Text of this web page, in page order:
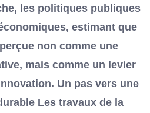
les politiques publiques
estimant que
non comme une
mais comme un levier
Un pas vers une
Les travaux de la